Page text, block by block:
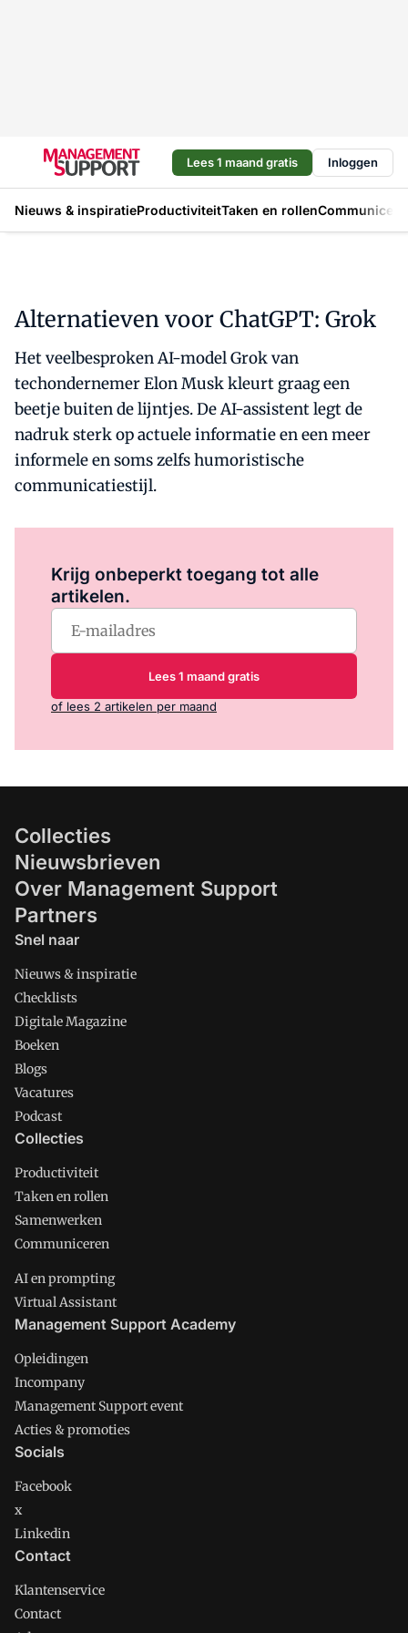
Lees 1 maand gratis Inloggen
Nieuws & inspiratieProductiviteitTaken en rollen
Alternatieven voor ChatGPT: Grok
Het veelbesproken AI-model Grok van
techondernemer Elon Musk kleurt graag een
beetje buiten de lijntjes. De AI-assistent legt de
nadruk sterk op actuele informatie en een meer
informele en soms zelfs humoristische
communicatiestijl.
Krijg onbeperkt toegang tot alle
artikelen.
Lees 1 maand gratis
of lees 2 artikelen per maand
Collecties
Nieuwsbrieven
Over Management Support
Partners
Snel naar
Nieuws & inspiratie
Checklists
Digitale Magazine
Boeken
Blogs
Vacatures
Podcast
Collecties
Productiviteit
Taken en rollen
Samenwerken
Communiceren
AI en prompting
Virtual Assistant
Management Support Academy
Opleidingen
Incompany
Management Support event
Acties & promoties
Socials
Facebook
x
Linkedin
Contact
Klantenservice
Contact